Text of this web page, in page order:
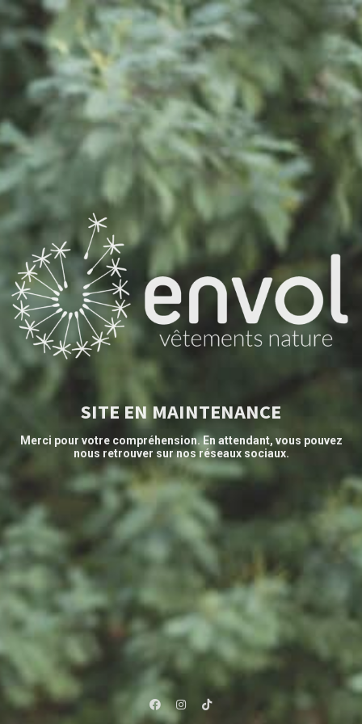
SITE EN MAINTENANCE
Merci pour votre compréhension.En attendant, vous pouvez
nous retrouver sur nos réseaux sociaux.